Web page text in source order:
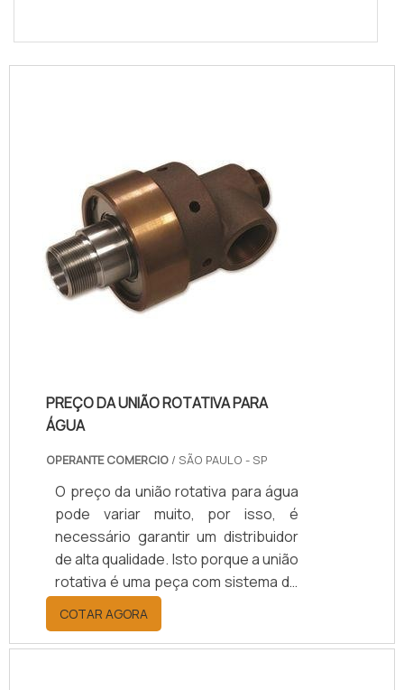
PREÇO DA UNIÃO ROTATIVA PARA
ÁGUA
OPERANTE COMERCIO / SÃO PAULO - SP
O preço da união rotativa para água
pode variar muito, por isso, é
necessário garantir um distribuidor
de alta qualidade. Isto porque a união
rotativa é uma peça com sistema de
vedação adequado que fornece um
selo mecânico entre uma peça fixa,
a exemplo de um tubo de
COTAR AGORA